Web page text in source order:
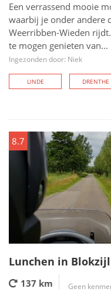
Een verrassend mooie
waarbij je onder andere
Weerribben-Wieden
te mogen genieten van...
Ingezonden door: Niek
LINDE DRENTHE
8.7
Lunchen in Blokzijl
137 km Geen